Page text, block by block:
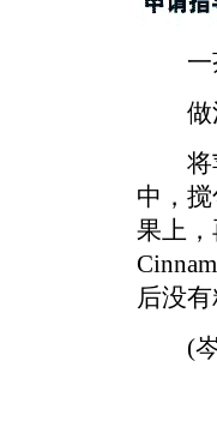
一茶
做
将苹
中，
果上
后没有
(岑